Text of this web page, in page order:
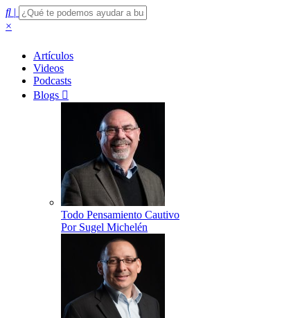
|
×
Artículos
Videos
Podcasts
Blogs
Todo Pensamiento Cautivo
Por Sugel Michelén